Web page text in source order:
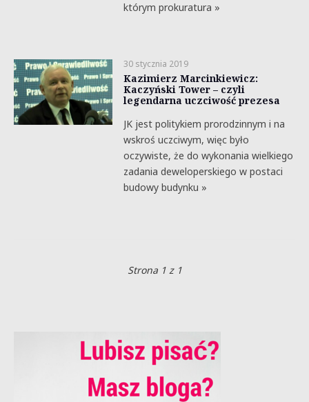
którym prokuratura »
30 stycznia 2019
Kazimierz Marcinkiewicz:
Kaczyński Tower – czyli
legendarna uczciwość prezesa
JK jest politykiem prorodzinnym i na
wskroś uczciwym, więc było
oczywiste, że do wykonania wielkiego
zadania deweloperskiego w postaci
budowy budynku »
Strona 1 z 1